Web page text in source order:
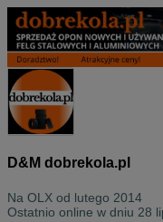
D&M dobrekola.pl
Na OLX od lutego 2014
Ostatnio online w dniu 28